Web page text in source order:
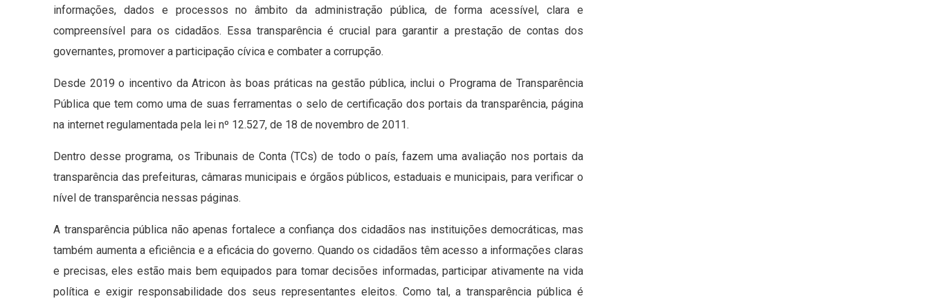
informações, dados e processos no âmbito da administração pública, de forma acessível, clara e
compreensível para os cidadãos. Essa transparência é crucial para garantir a prestação de contas dos
governantes, promover a participação cívica e combater a corrupção.
Desde 2019 o incentivo da Atricon às boas práticas na gestão pública, inclui o Programa de Transparência
Pública que tem como uma de suas ferramentas o selo de certificação dos portais da transparência, página
na internet regulamentada pela lei nº 12.527, de 18 de novembro de 2011.
Dentro desse programa, os Tribunais de Conta (TCs) de todo o país, fazem uma avaliação nos portais da
transparência das prefeituras, câmaras municipais e órgãos públicos, estaduais e municipais, para verificar o
nível de transparência nessas páginas.
A transparência pública não apenas fortalece a confiança dos cidadãos nas instituições democráticas, mas
também aumenta a eficiência e a eficácia do governo. Quando os cidadãos têm acesso a informações claras
e precisas, eles estão mais bem equipados para tomar decisões informadas, participar ativamente na vida
política e exigir responsabilidade dos seus representantes eleitos. Como tal, a transparência pública é